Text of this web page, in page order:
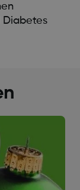
Diabetes